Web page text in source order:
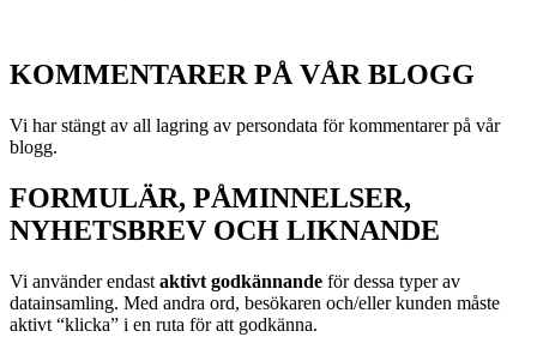
KOMMENTARER PÅ VÅR BLOGG
Vi har stängt av all lagring av persondata för kommentarer på vår
blogg.
FORMULÄR, PÅMINNELSER,
NYHETSBREV OCH LIKNANDE
Vi använder endast aktivt godkännande för dessa typer av
datainsamling. Med andra ord, besökaren och/eller kunden måste
aktivt “klicka” i en ruta för att godkänna.